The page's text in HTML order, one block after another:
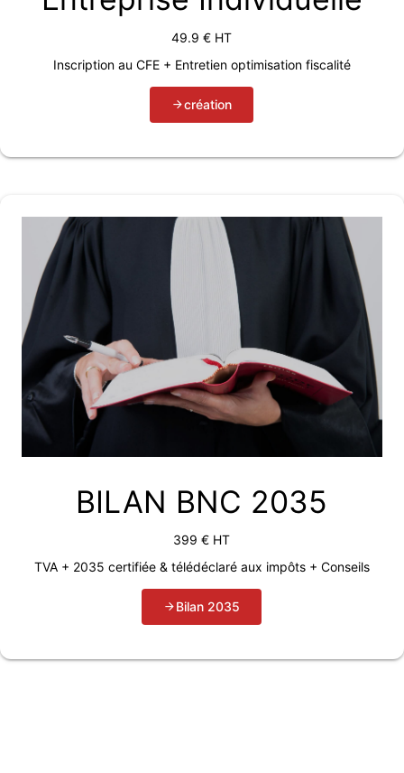
49.9 € HT
Inscription au CFE + Entretien optimisation fiscalité
création
BILAN BNC 2035
399 € HT
TVA + 2035 certifiée & télédéclaré aux impôts + Conseils
Bilan 2035